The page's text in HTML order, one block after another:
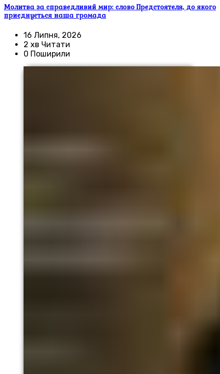
Молитва за справедливий мир: слово Предстоятеля, до якого
приєднується наша громада
16 Липня, 2026
2 хв Читати
0 Поширили